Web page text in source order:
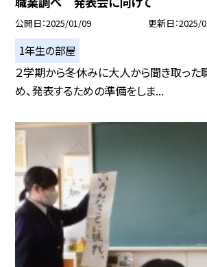
公開日 2025/01/09 更新日 2025/
1年生の部屋
２学期から冬休みに大人から聞き取った
め、発表するための準備をしま...